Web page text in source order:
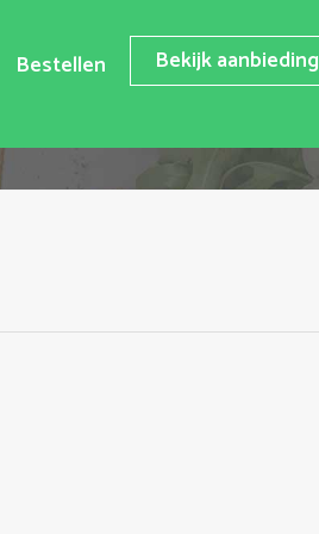
Bestellen Bekijk